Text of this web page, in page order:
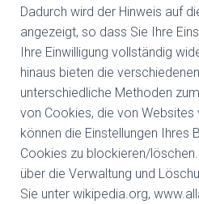
Dadurch wird der Hinweis auf
angezeigt, so dass Sie Ihre
Ihre Einwilligung vollständig
hinaus bieten die
unterschiedliche Methoden
von Cookies, die von
können die Einstellungen Ihres
Cookies zu blockieren/
über die Verwaltung und
Sie unter wikipedia.org,